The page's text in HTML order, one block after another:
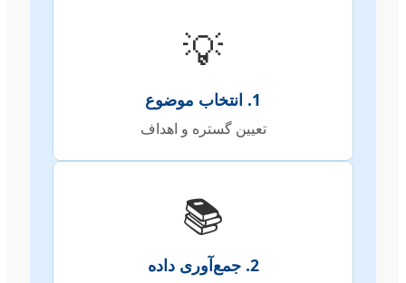
💡
1. انتخاب موضوع
تعیین گستره و اهداف
📚
2. جمع‌آوری داده